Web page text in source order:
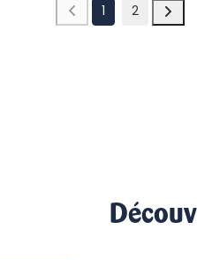
1 2